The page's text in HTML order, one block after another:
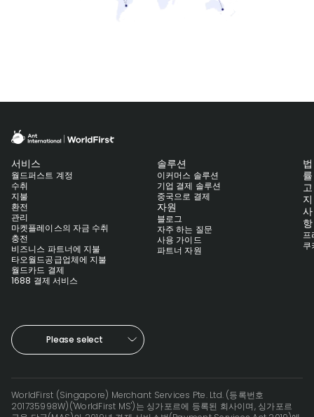
서비스
월드퍼스트 계정
수취
지불
환전
관리
마켓플레이스의 자금 수취
충전
비즈니스 파트너에 지불
타오월드공급업체에 지불
월드카드 결제
1688 결제 서비스
솔루션
이커머스 솔루션
기업 결제 솔루션
중국으로 결제
자원
블로그
자주 하는 질문
사용 가이드
파트너 자원
법
률
고
지
사
항
프
쿠
Please select
WorldFirst (Singapore) Merchant Services Pte. Ltd. (등록번호
201735998W)('WorldFirst MS')는 싱가포르에 등록된 회사이며, 싱가포르